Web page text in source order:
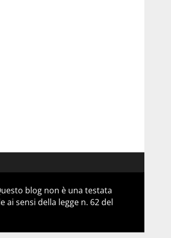
blog non è una testata
sensi della legge n. 62 del